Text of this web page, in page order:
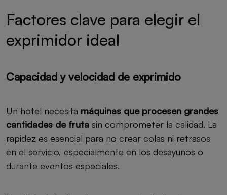
Factores clave para elegir el
exprimidor ideal
Capacidad y velocidad de exprimido
Un hotel necesita máquinas que procesen grandes
cantidades de fruta sin comprometer la calidad. La
rapidez es esencial para no crear colas ni retrasos
en el servicio, especialmente en los desayunos o
durante eventos especiales.